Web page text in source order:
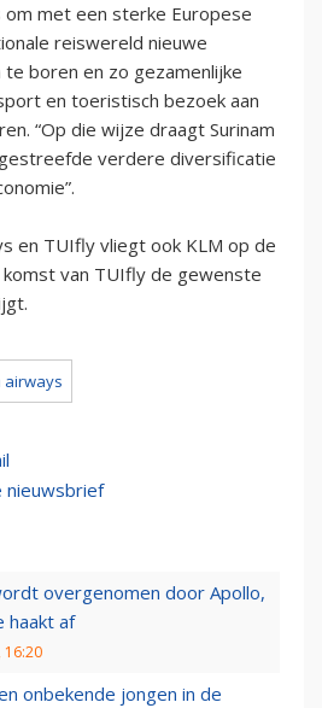
om met een sterke Europese
reiswereld nieuwe
boren en zo gezamenlijke
en toeristisch bezoek aan
“Op die wijze draagt Surinam
verdere diversificatie
en TUIfly vliegt ook KLM op de
van TUIfly de gewenste
airways
nieuwsbrief
overgenomen door Apollo,
haakt af
16:20
onbekende jongen in de